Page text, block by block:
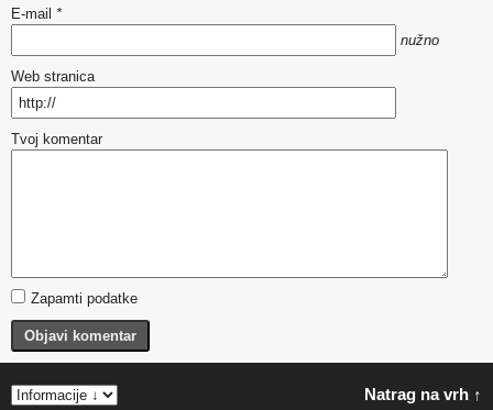
E-mail *
nužno
Web stranica
Tvoj komentar
Zapamti podatke
Objavi komentar
Natrag na vrh ↑